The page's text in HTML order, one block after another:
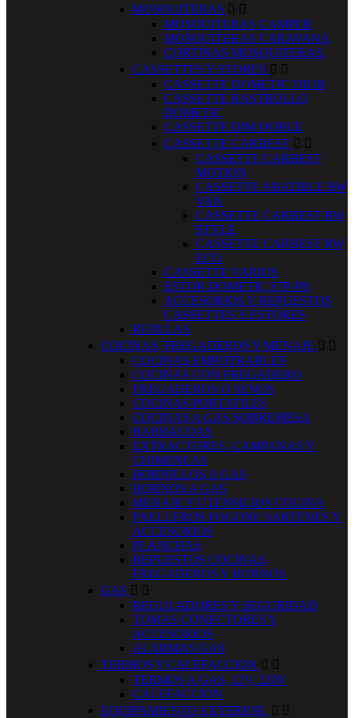
MOSQUITERAS  
MOSQUITERAS CAMPER
MOSQUITERAS CARAVANA
CORTINAS MOSQUITERAS.
CASSETTES Y STORES  
CASSETTE DOMETIC DB1R
CASSETTE RASTROLLO
DOMETIC
CASSETTE DIM DOBLE
CASSETTE CARBEST  
CASSETTE CARBEST
MOTION
CASSETTE ABATIBLE RW
VAN
CASSETTE CARBEST RW
STYLE
CASSETTE CARBEST RW
ECO
CASSETTE VARIOS
ESTOR DOMETIC S7P-PB
ACCESORIOS Y REPUESTOS
CASSETTES Y ESTORES
REJILLAS
COCINAS, FREGADEROS Y MENAJE  
COCINAS EMPOTRABLES
COCINAS CON FREGADERO
FREGADEROS O SENOS
COCINAS PORTATILES
COCINAS A GAS SOBREMESA
BARBACOAS
EXTRACTORES, CAMPANAS Y
CHIMENEAS
HORNILLOS A GAS
HORNOS A GAS
MENAJE Y UTENSILIOS COCINA
PAELLEROS FOGONE SARTENES Y
ACCESORIOS
PLANCHAS
REPUESTOS COCINAS,
FREGADEROS Y HORNOS
GAS  
REGULADORES Y SEGURIDAD
TOMAS CONECTORES Y
ACCESORIOS
ALARMAS GAS
TERMOS Y CALEFACCION  
TERMOS A GAS, 12V, 220V
CALEFACCION
EQUIPAMIENTO EXTERIOR.  